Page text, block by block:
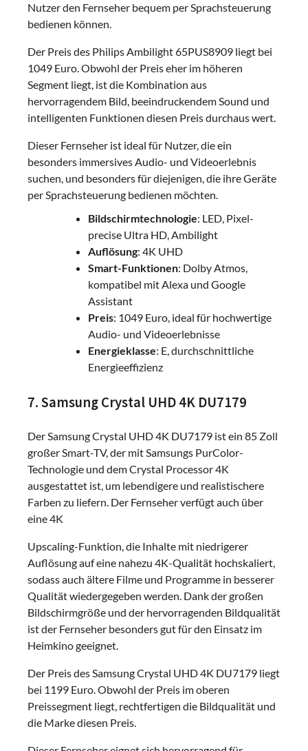
Nutzer den Fernseher bequem per Sprachsteuerung
bedienen können.
Der Preis des Philips Ambilight 65PUS8909 liegt bei
1049 Euro. Obwohl der Preis eher im höheren
Segment liegt, ist die Kombination aus
hervorragendem Bild, beeindruckendem Sound und
intelligenten Funktionen diesen Preis durchaus wert.
Dieser Fernseher ist ideal für Nutzer, die ein
besonders immersives Audio- und Videoerlebnis
suchen, und besonders für diejenigen, die ihre Geräte
per Sprachsteuerung bedienen möchten.
Bildschirmtechnologie: LED, Pixel-
precise Ultra HD, Ambilight
Auflösung: 4K UHD
Smart-Funktionen: Dolby Atmos,
kompatibel mit Alexa und Google
Assistant
Preis: 1049 Euro, ideal für hochwertige
Audio- und Videoerlebnisse
Energieklasse: E, durchschnittliche
Energieeffizienz
7. Samsung Crystal UHD 4K DU7179
Der Samsung Crystal UHD 4K DU7179 ist ein 85 Zoll
großer Smart-TV, der mit Samsungs PurColor-
Technologie und dem Crystal Processor 4K
ausgestattet ist, um lebendigere und realistischere
Farben zu liefern. Der Fernseher verfügt auch über
eine 4K
Upscaling-Funktion, die Inhalte mit niedrigerer
Auflösung auf eine nahezu 4K-Qualität hochskaliert,
sodass auch ältere Filme und Programme in besserer
Qualität wiedergegeben werden. Dank der großen
Bildschirmgröße und der hervorragenden Bildqualität
ist der Fernseher besonders gut für den Einsatz im
Heimkino geeignet.
Der Preis des Samsung Crystal UHD 4K DU7179 liegt
bei 1199 Euro. Obwohl der Preis im oberen
Preissegment liegt, rechtfertigen die Bildqualität und
die Marke diesen Preis.